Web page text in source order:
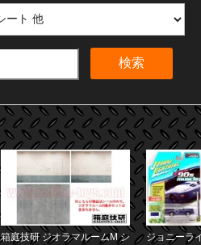
検索
箱庭技研 ジオラマルームM シ
ジョニーラ